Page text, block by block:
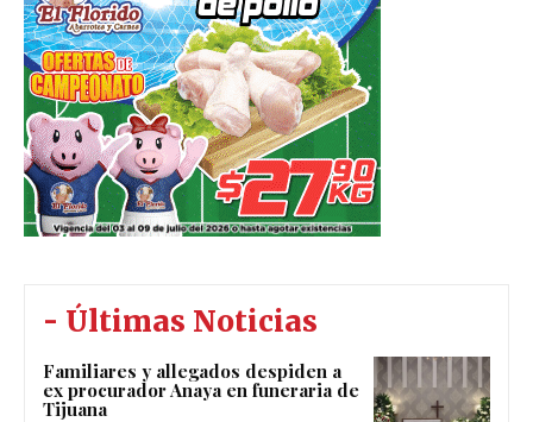
- Últimas Noticias
Familiares y allegados despiden a
ex procurador Anaya en funeraria de
Tijuana